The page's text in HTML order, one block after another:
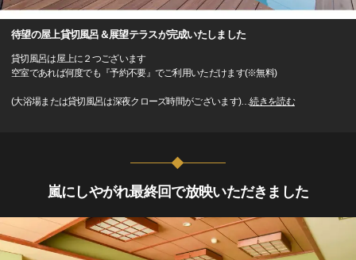
待望の屋上貸切風呂＆展望テラスが完成いたしました
貸切風呂は屋上に２つございます
空室であれば何度でも『予約不要』でご利用いただけます(※無料)
(大浴場または貸切風呂は深夜クローズ時間がございます)…続きを読む
嵐にしやがれ最終回で放映いただきました